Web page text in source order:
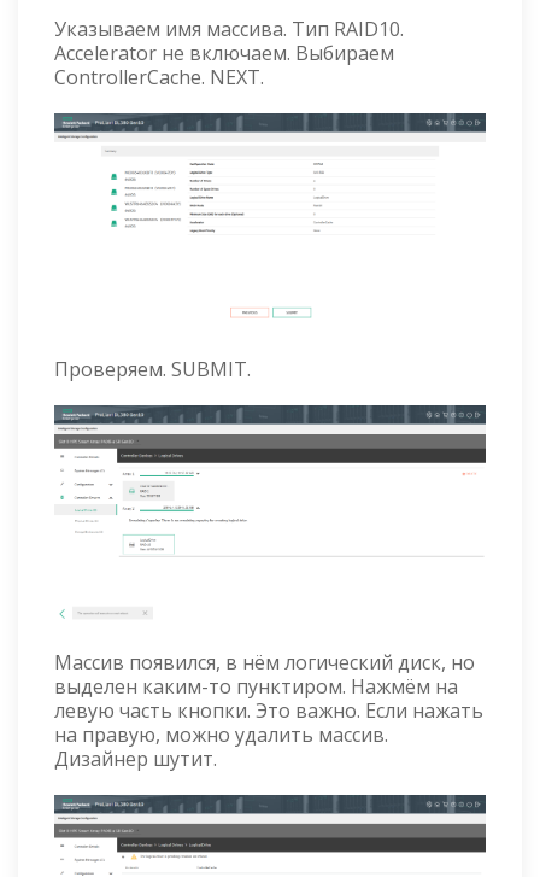
Указываем имя массива. Тип RAID10.
Accelerator не включаем. Выбираем
ControllerCache. NEXT.
Проверяем. SUBMIT.
Массив появился, в нём логический диск, но
выделен каким-то пунктиром. Нажмём на
левую часть кнопки. Это важно. Если нажать
на правую, можно удалить массив.
Дизайнер шутит.